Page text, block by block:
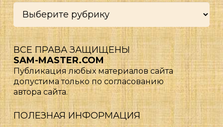
Рубрики
ВСЕ ПРАВА ЗАЩИЩЕНЫ
SAM-MASTER.COM
Публикация любых материалов сайта
допустима только по согласованию
автора сайта.
ПОЛЕЗНАЯ ИНФОРМАЦИЯ